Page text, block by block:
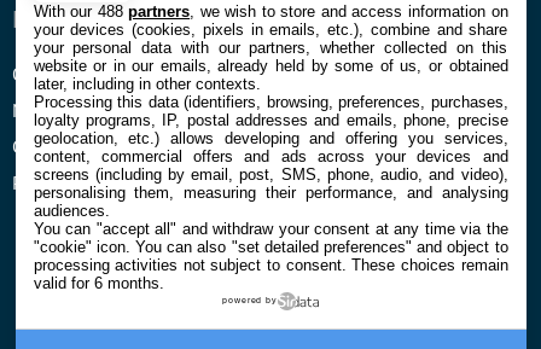
ENTREPRISE
Qui sommes nous
Mentions légales et CGU
Confidentialité et Cookies
Préférences cookies
À PROPOS
La rédaction
Contact
With our 488partners , we wish to store and access information on
your devices (cookies, pixels in emails, etc.), combine and share
your personal data with our partners, whether collected on this
website or in our emails, already held by some of us, or obtained
later, including in other contexts.
Processing this data (identifiers, browsing, preferences, purchases,
loyalty programs, IP, postal addresses and emails, phone, precise
geolocation, etc.) allows developing and offering you services,
content, commercial offers and ads across your devices and
screens (including by email, post, SMS, phone, audio, and video),
personalising them, measuring their performance, and analysing
audiences.
You can "accept all" and withdraw your consent at any time via the
"cookie" icon. You can also "set detailed preferences" and object to
processing activities not subject to consent. These choices remain
valid for 6 months.
powered by